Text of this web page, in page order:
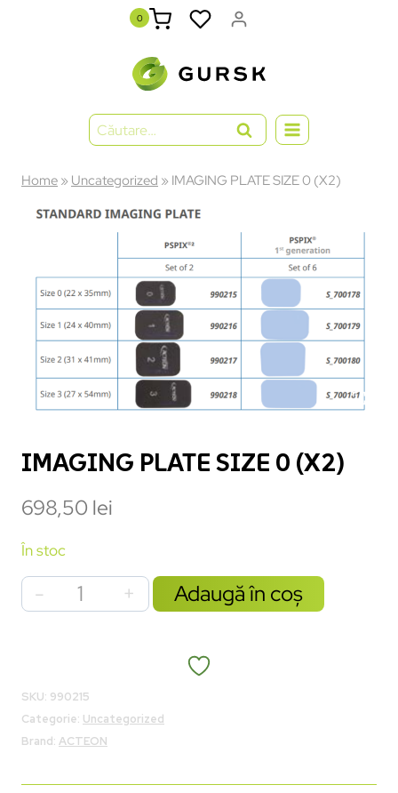
0
Home»Uncategorized »IMAGING PLATE SIZE 0 (X2)
IMAGING PLATE SIZE 0 (X2)
698,50 lei
În stoc
Adaugă în coș
SKU: 990215
Categorie: Uncategorized
Brand: ACTEON